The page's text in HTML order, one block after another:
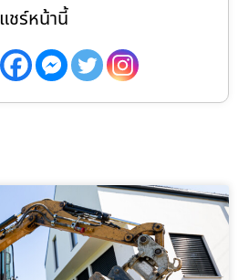
แชร์หน้านี้